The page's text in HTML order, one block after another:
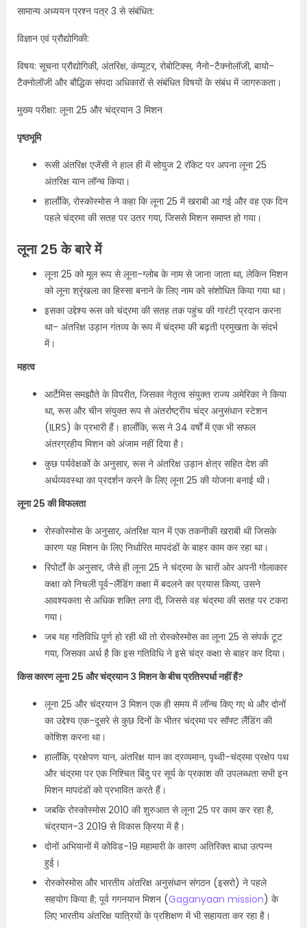
सामान्य अध्ययन प्रश्न पत्र 3 से संबंधित:
विज्ञान एवं प्रौद्योगिकी:
विषय: सूचना प्रौद्योगिकी, अंतरिक्ष, कंप्यूटर, रोबोटिक्स, नैनो-टैक्नोलॉजी, बायो-
टैक्नोलॉजी और बौद्धिक संपदा अधिकारों से संबंधित विषयों के संबंध में जागरुकता।
मुख्य परीक्षा: लूना 25 और चंद्रयान 3 मिशन
पृष्ठभूमि
रूसी अंतरिक्ष एजेंसी ने हाल ही में सोयुज 2 रॉकेट पर अपना लूना 25
अंतरिक्ष यान लॉन्च किया।
हालाँकि, रोस्कोस्मोस ने कहा कि लूना 25 में खराबी आ गई और वह एक दिन
पहले चंद्रमा की सतह पर उतर गया, जिससे मिशन समाप्त हो गया।
लूना 25 के बारे में
लूना 25 को मूल रूप से लूना-ग्लोब के नाम से जाना जाता था, लेकिन मिशन
को लूना श्रृंखला का हिस्सा बनाने के लिए नाम को संशोधित किया गया था।
इसका उद्देश्य रूस को चंद्रमा की सतह तक पहुंच की गारंटी प्रदान करना
था- अंतरिक्ष उड़ान गंतव्य के रूप में चंद्रमा की बढ़ती प्रमुखता के संदर्भ
में।
महत्व
आर्टेमिस समझौते के विपरीत, जिसका नेतृत्व संयुक्त राज्य अमेरिका ने किया
था, रूस और चीन संयुक्त रूप से अंतर्राष्ट्रीय चंद्र अनुसंधान स्टेशन
(ILRS) के प्रभारी हैं। हालाँकि, रूस ने 34 वर्षों में एक भी सफल
अंतरग्रहीय मिशन को अंजाम नहीं दिया है।
कुछ पर्यवेक्षकों के अनुसार, रूस ने अंतरिक्ष उड़ान क्षेत्र सहित देश की
अर्थव्यवस्था का प्रदर्शन करने के लिए लूना 25 की योजना बनाई थी।
लूना 25 की विफलता
रोस्कोस्मोस के अनुसार, अंतरिक्ष यान में एक तकनीकी खराबी थी जिसके
कारण यह मिशन के लिए निर्धारित मापदंडों के बाहर काम कर रहा था।
रिपोर्टों के अनुसार, जैसे ही लूना 25 ने चंद्रमा के चारों ओर अपनी गोलाकार
कक्षा को निचली पूर्व-लैंडिंग कक्षा में बदलने का प्रयास किया, उसने
आवश्यकता से अधिक शक्ति लगा दी, जिससे वह चंद्रमा की सतह पर टकरा
गया।
जब यह गतिविधि पूर्ण हो रही थी तो रोस्कोस्मोस का लूना 25 से संपर्क टूट
गया, जिसका अर्थ है कि इस गतिविधि ने इसे चंद्र कक्षा से बाहर कर दिया।
किस कारण लूना 25 और चंद्रयान 3 मिशन के बीच प्रतिस्पर्धा नहीं हैं?
लूना 25 और चंद्रयान 3 मिशन एक ही समय में लॉन्च किए गए थे और दोनों
का उद्देश्य एक-दूसरे से कुछ दिनों के भीतर चंद्रमा पर सॉफ्ट लैंडिंग की
कोशिश करना था।
हालाँकि, प्रक्षेपण यान, अंतरिक्ष यान का द्रव्यमान, पृथ्वी-चंद्रमा प्रक्षेप पथ
और चंद्रमा पर एक निश्चित बिंदु पर सूर्य के प्रकाश की उपलब्धता सभी इन
मिशन मापदंडों को प्रभावित करते हैं।
जबकि रोस्कोस्मोस 2010 की शुरुआत से लूना 25 पर काम कर रहा है,
चंद्रयान-3 2019 से विकास क्रिया में है।
दोनों अभियानों में कोविड-19 महामारी के कारण अतिरिक्त बाधा उत्पन्न
हुई।
रोस्कोस्मोस और भारतीय अंतरिक्ष अनुसंधान संगठन (इसरो) ने पहले
सहयोग किया है; पूर्व गगनयान मिशन (Gaganyaan mission) के
लिए भारतीय अंतरिक्ष यात्रियों के प्रशिक्षण में भी सहायता कर रहा है।